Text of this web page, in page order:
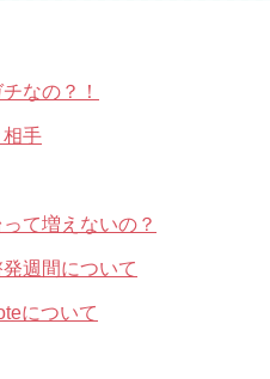
なの？！
手
て増えないの？
週間について
について